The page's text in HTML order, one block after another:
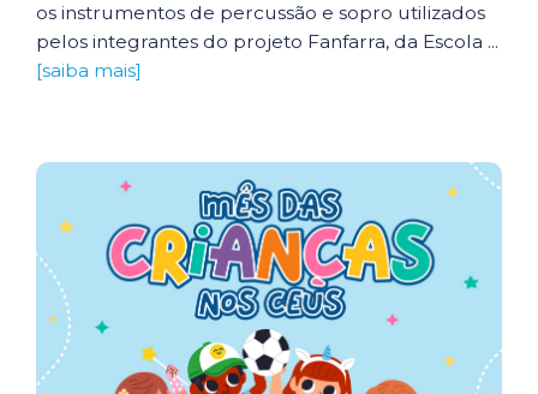
os instrumentos de percussão e sopro utilizados
pelos integrantes do projeto Fanfarra, da Escola ...
[saiba mais]